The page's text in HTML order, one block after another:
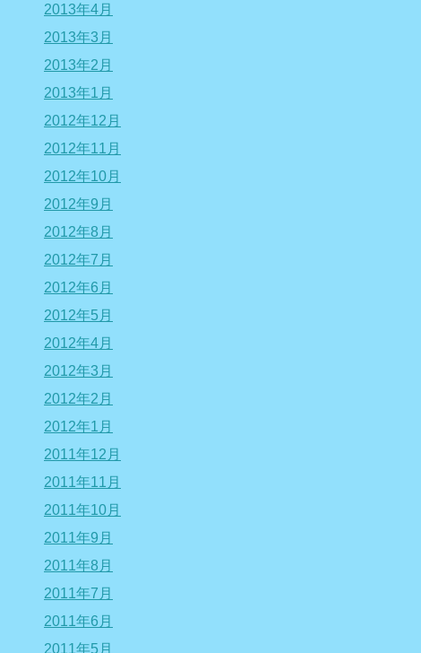
2013年4月
2013年3月
2013年2月
2013年1月
2012年12月
2012年11月
2012年10月
2012年9月
2012年8月
2012年7月
2012年6月
2012年5月
2012年4月
2012年3月
2012年2月
2012年1月
2011年12月
2011年11月
2011年10月
2011年9月
2011年8月
2011年7月
2011年6月
2011年5月